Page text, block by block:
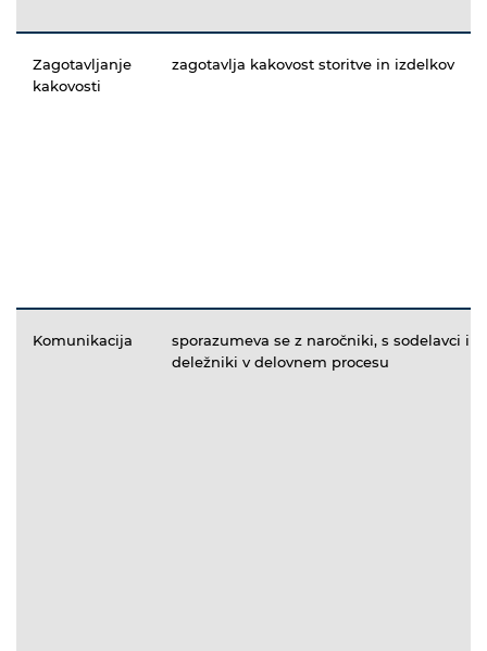
Zagotavljanje
kakovosti
zagotavlja kakovost storitve in izdelkov
Komunikacija
sporazumeva se z naročniki, s sodelavci
deležniki v delovnem procesu